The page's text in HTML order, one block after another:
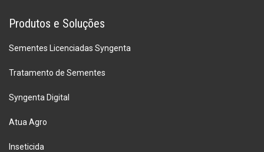
Produtos e Soluções
Sementes Licenciadas Syngenta
Tratamento de Sementes
Syngenta Digital
Atua Agro
Inseticida